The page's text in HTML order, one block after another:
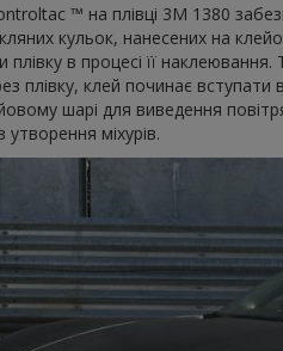
™ на плівці 3М 1380
кульок, нанесених на
плівку в процесі її
плівку, клей починає
шарі для виведення
утворення міхурів.